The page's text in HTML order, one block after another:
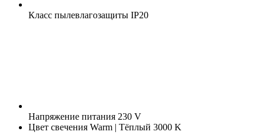
Класс пылевлагозащиты IP20
Напряжение питания 230 V
Цвет свечения Warm | Тёплый 3000 K